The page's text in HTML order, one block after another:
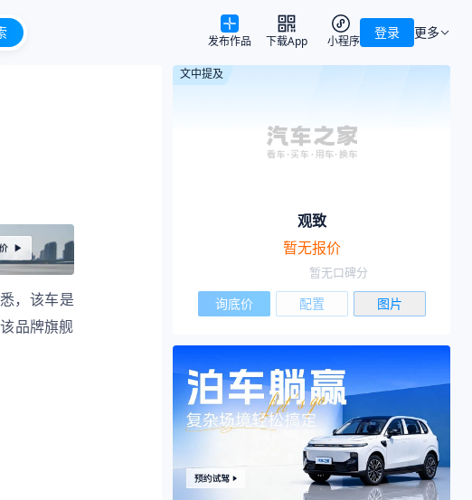
更多
登录
发布作品 下载App 小程序
，该车是
品牌旗舰
文中提及
观致
暂无报价
暂无口碑分
询底价 配置 图片